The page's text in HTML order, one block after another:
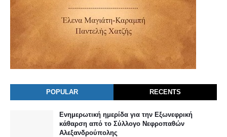
POPULAR RECENTS
Ενημερωτική ημερίδα για την Εξωνεφρική
κάθαρση από το Σύλλογο Νεφροπαθών
Αλεξανδρούπολης